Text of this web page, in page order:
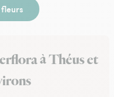
à Théus et